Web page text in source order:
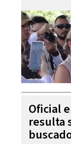
Oficial
resulta